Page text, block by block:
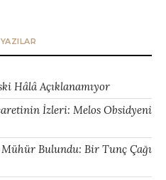
Hâlâ Açıklanamıyor
İzleri: Melos Obsidyeni
Mühür Bulundu: Bir Tunç Çağı